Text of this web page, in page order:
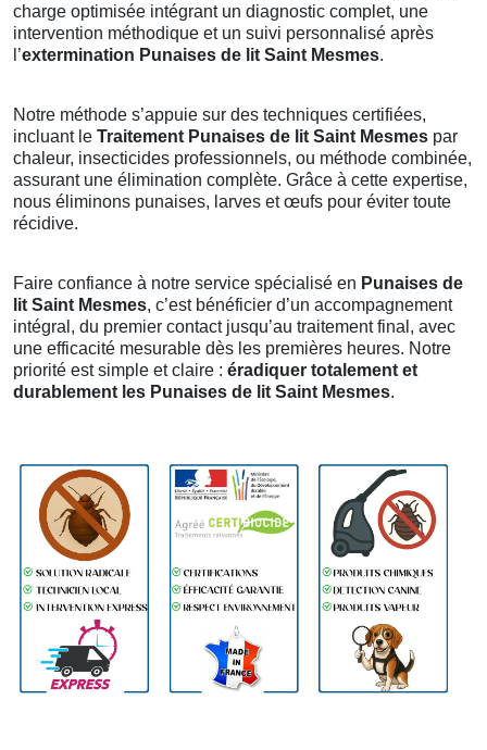
charge optimisée intégrant un diagnostic complet, une
intervention méthodique et un suivi personnalisé après
l’extermination Punaises de lit Saint Mesmes.
Notre méthode s’appuie sur des techniques certifiées,
incluant le Traitement Punaises de lit Saint Mesmes par
chaleur, insecticides professionnels, ou méthode combinée,
assurant une élimination complète. Grâce à cette expertise,
nous éliminons punaises, larves et œufs pour éviter toute
récidive.
Faire confiance à notre service spécialisé en Punaises de
lit Saint Mesmes, c’est bénéficier d’un accompagnement
intégral, du premier contact jusqu’au traitement final, avec
une efficacité mesurable dès les premières heures. Notre
priorité est simple et claire : éradiquer totalement et
durablement les Punaises de lit Saint Mesmes.